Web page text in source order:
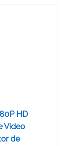
HD
Video
de